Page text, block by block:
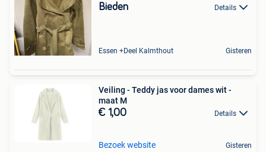
Bieden Details
Essen +Deel Kalmthout Gisteren
Veiling - Teddy jas voor dames wit -
maat M
€ 1,00 Details
Bezoek website Gisteren